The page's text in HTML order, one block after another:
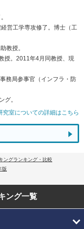
営工学専攻修了。博士（工
教授。
授。2011年4月同教授、現
務局参事官（インフラ・防
グ。
室についての詳細はこちら
ングランキング・比較
版
ング一覧